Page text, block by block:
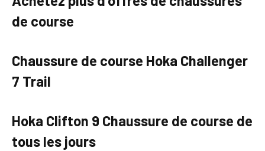
de course
Chaussure de course Hoka Challenger
7 Trail
Hoka Clifton 9 Chaussure de course de
tous les jours